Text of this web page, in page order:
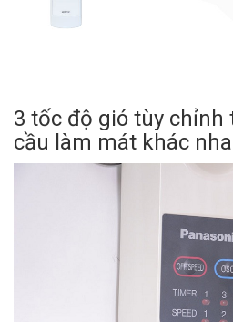
3 tốc độ gió tùy chỉnh
cầu làm mát khác